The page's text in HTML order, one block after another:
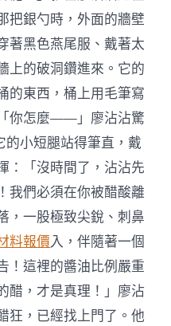
把銀勺時，外面的牆壁
著黑色燕尾服、戴著太
上的破洞鑽進來。它的
的東西，桶上用毛筆寫
你怎麼——」廖沾沾驚
小短腿站得筆直，戴
：「沒時間了，沾沾先
我們必須在你被醋酸離
，一股極致尖銳、刺鼻
料報價入，伴隨著一個
！這裡的醬油比例嚴重
醋，才是真理！」廖沾
狂，已經找上門了。他